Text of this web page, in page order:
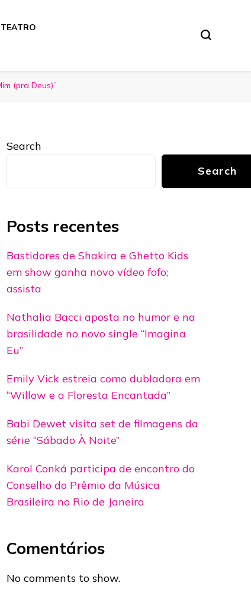
TEATRO
(pra Deus)”
Search
Search
Posts recentes
Bastidores de Shakira e Ghetto Kids
em show ganha novo vídeo fofo;
assista
Nathalia Bacci aposta no humor e na
brasilidade no novo single “Imagina
Eu”
Emily Vick estreia como dubladora em
“Willow e a Floresta Encantada”
Babi Dewet visita set de filmagens da
série “Sábado À Noite”
Karol Conká participa de encontro do
Conselho do Prêmio da Música
Brasileira no Rio de Janeiro
Comentários
No comments to show.